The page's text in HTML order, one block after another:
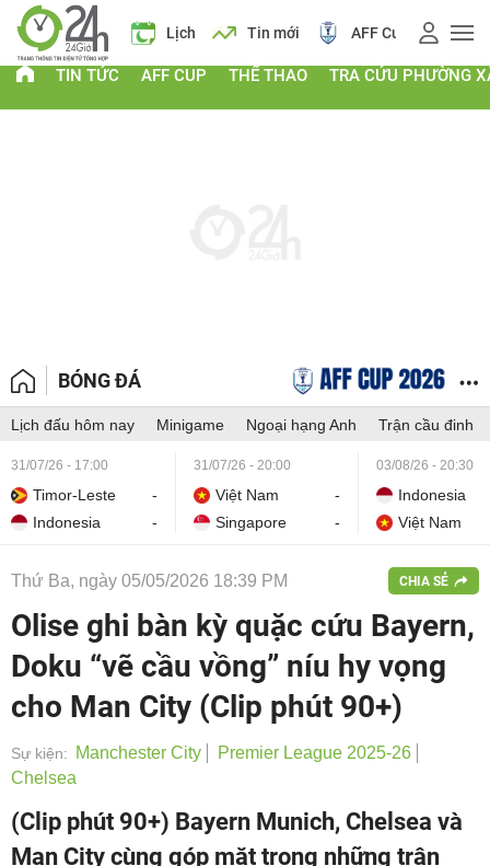
Giá vàng Lịch Tin mới AFF Cup Giá
TIN TỨC AFF CUP THỂ THAO TRA CỨU PHƯỜNG
BÓNG ĐÁ
Lịch đấu hôm nay Minigame Ngoại hạng Anh Trận cầu đinh
31/07/26 - 17:00
Timor-Leste
-
Indonesia
-
31/07/26 - 20:00
Việt Nam
-
Singapore
-
03/08/26 - 20:30
Indonesia
Việt Nam
Thứ Ba, ngày 05/05/2026 18:39 PM CHIA SẺ
Olise ghi bàn kỳ quặc cứu Bayern,
Doku “vẽ cầu vồng” níu hy vọng
cho Man City (Clip phút 90+)
Sự kiện: Manchester City
Premier League 2025-26
Chelsea
(Clip phút 90+) Bayern Munich, Chelsea và
Man City cùng góp mặt trong những trận